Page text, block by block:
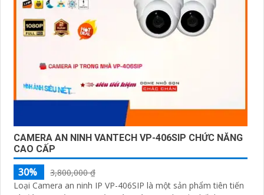
CAMERA AN NINH VANTECH VP-406SIP CHỨC NĂNG
CAO CẤP
30%
3,800,000 ₫
Loại Camera an ninh IP VP-406SIP là một sản phẩm tiên tiến